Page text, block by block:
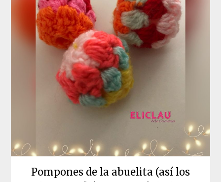
Pompones de la abuelita (así los